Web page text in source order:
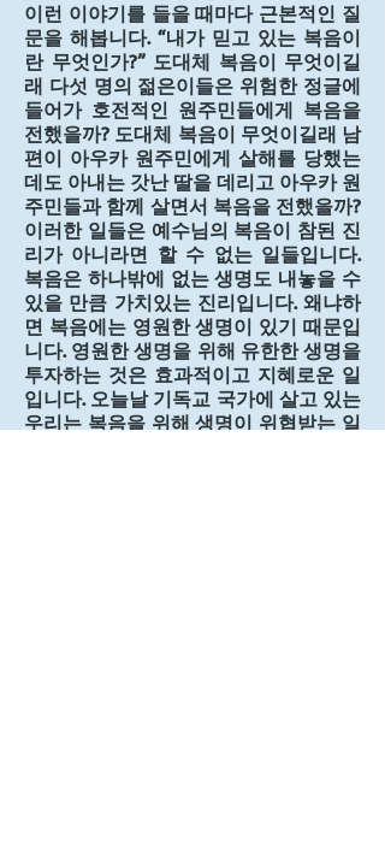
이런 이야기를 들을 때마다 근본적인 질
문을 해봅니다. “내가 믿고 있는 복음이
란 무엇인가?” 도대체 복음이 무엇이길
래 다섯 명의 젊은이들은 위험한 정글에
들어가 호전적인 원주민들에게 복음을
전했을까? 도대체 복음이 무엇이길래 남
편이 아우카 원주민에게 살해를 당했는
데도 아내는 갓난 딸을 데리고 아우카 원
주민들과 함께 살면서 복음을 전했을까?
이러한 일들은 예수님의 복음이 참된 진
리가 아니라면 할 수 없는 일들입니다.
복음은 하나밖에 없는 생명도 내놓을 수
있을 만큼 가치있는 진리입니다. 왜냐하
면 복음에는 영원한 생명이 있기 때문입
니다. 영원한 생명을 위해 유한한 생명을
투자하는 것은 효과적이고 지혜로운 일
입니다. 오늘날 기독교 국가에 살고 있는
우리는 복음을 위해 생명이 위협받는 일